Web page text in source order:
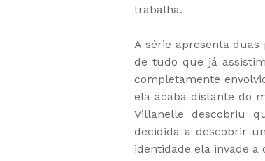
trabalha.
A série apresenta
de tudo que já
completamente
ela acaba distante do
Villanelle descobriu
decidida a descobrir
identidade ela invade a